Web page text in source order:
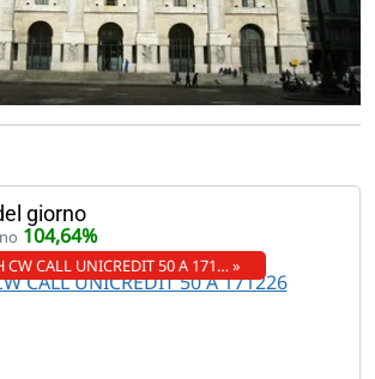
giorno
104,64%
CW CALL UNICREDIT 50 A 171… »